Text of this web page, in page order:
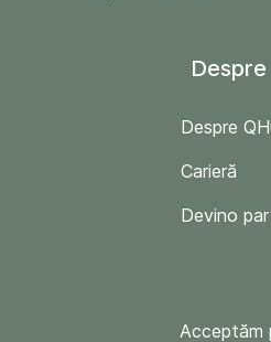
Despre
Despre
Carieră
Devino
Acceptăm